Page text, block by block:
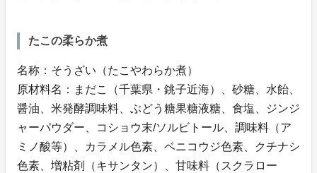
たこの柔らか煮
名称：そうざい（たこやわらか煮）
原材料名：まだこ（千葉県・銚子近海）、砂糖、水飴、
醤油、米発酵調味料、ぶどう糖果糖液糖、食塩、ジンジ
ャーパウダー、コショウ末/ソルビトール、調味料（ア
ミノ酸等）、カラメル色素、ベニコウジ色素、クチナシ
色素、増粘剤（キサンタン）、甘味料（スクラロー